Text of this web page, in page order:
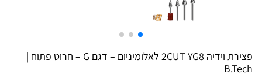
פצירת וידיה 2CUT YG8 לאלומיניום – דגם G – חרוט פתוח |
B.Tech